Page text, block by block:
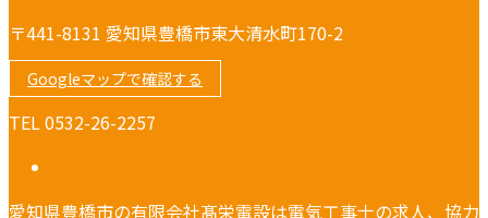
〒441-8131 愛知県豊橋市東大清水町170-2
Googleマップで確認する
TEL 0532-26-2257
愛知県豊橋市の有限会社髙栄電設は電気工事士の求人、協力